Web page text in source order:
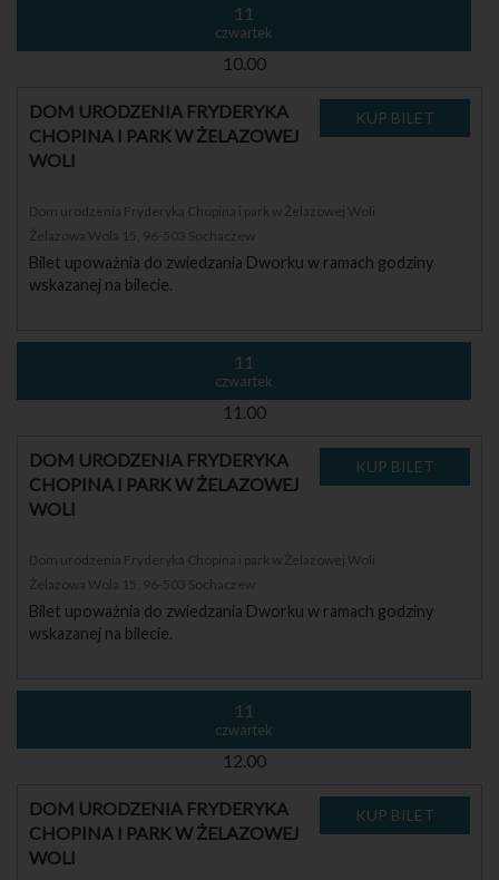
11
czwartek
10.00
DOM URODZENIA FRYDERYKA
CHOPINA I PARK W ŻELAZOWEJ
WOLI
Dom urodzenia Fryderyka Chopina i park w Żelazowej Woli
Żelazowa Wola 15, 96-503 Sochaczew
Bilet upoważnia do zwiedzania Dworku w ramach godziny
wskazanej na bilecie.
11
czwartek
11.00
DOM URODZENIA FRYDERYKA
CHOPINA I PARK W ŻELAZOWEJ
WOLI
Dom urodzenia Fryderyka Chopina i park w Żelazowej Woli
Żelazowa Wola 15, 96-503 Sochaczew
Bilet upoważnia do zwiedzania Dworku w ramach godziny
wskazanej na bilecie.
11
czwartek
12.00
DOM URODZENIA FRYDERYKA
CHOPINA I PARK W ŻELAZOWEJ
WOLI